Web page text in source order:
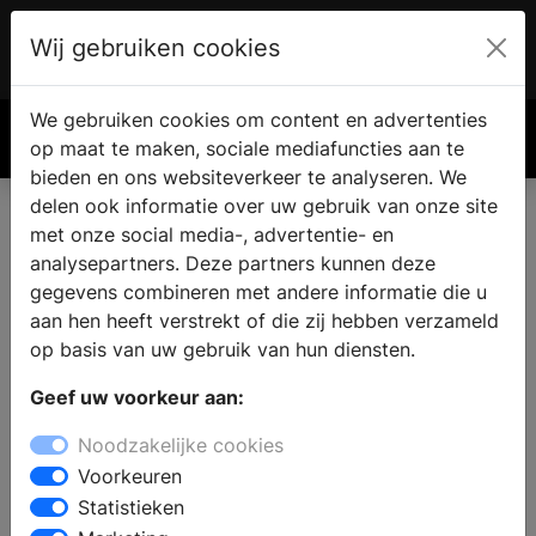
€ 0.00
Wij gebruiken cookies
We gebruiken cookies om content en advertenties
op maat te maken, sociale mediafuncties aan te
bieden en ons websiteverkeer te analyseren. We
delen ook informatie over uw gebruik van onze site
met onze social media-, advertentie- en
analysepartners. Deze partners kunnen deze
gegevens combineren met andere informatie die u
aan hen heeft verstrekt of die zij hebben verzameld
op basis van uw gebruik van hun diensten.
Geef uw voorkeur aan:
Noodzakelijke cookies
Voorkeuren
Statistieken